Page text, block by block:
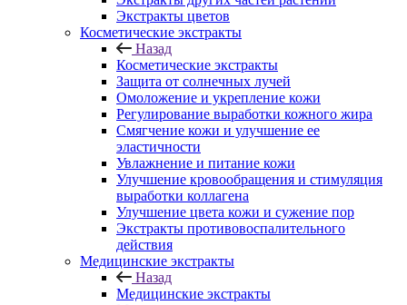
Экстракты цветов
Косметические экстракты
Назад
Косметические экстракты
Защита от солнечных лучей
Омоложение и укрепление кожи
Регулирование выработки кожного жира
Смягчение кожи и улучшение ее
эластичности
Увлажнение и питание кожи
Улучшение кровообращения и стимуляция
выработки коллагена
Улучшение цвета кожи и сужение пор
Экстракты противовоспалительного
действия
Медицинские экстракты
Назад
Медицинские экстракты